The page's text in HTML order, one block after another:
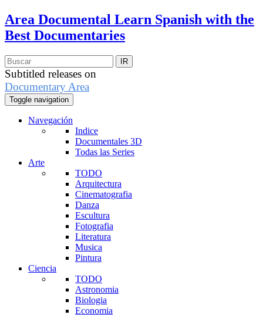
Area Documental Learn Spanish with the
Best Documentaries
Subtitled releases on
Documentary Area
Toggle navigation
Navegación
Indice
Documentales 3D
Todas las Series
Arte
TODO
Arquitectura
Cinematografia
Danza
Escultura
Fotografia
Literatura
Musica
Pintura
Ciencia
TODO
Astronomia
Biologia
Economia